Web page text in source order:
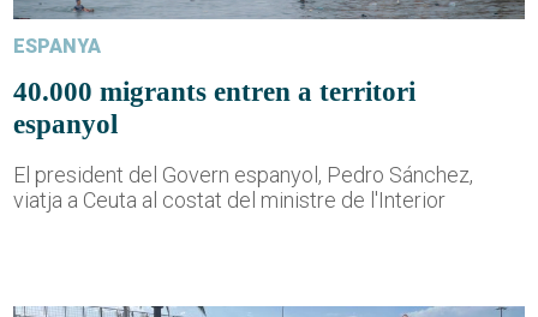
ESPANYA
40.000 migrants entren a territori
espanyol
El president del Govern espanyol, Pedro Sánchez,
viatja a Ceuta al costat del ministre de l'Interior